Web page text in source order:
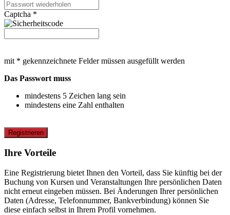
Captcha *
mit * gekennzeichnete Felder müssen ausgefüllt werden
Das Passwort muss
mindestens 5 Zeichen lang sein
mindestens eine Zahl enthalten
Registrieren
Ihre Vorteile
Eine Registrierung bietet Ihnen den Vorteil, dass Sie künftig bei der
Buchung von Kursen und Veranstaltungen Ihre persönlichen Daten
nicht erneut eingeben müssen. Bei Änderungen Ihrer persönlichen
Daten (Adresse, Telefonnummer, Bankverbindung) können Sie
diese einfach selbst in Ihrem Profil vornehmen.